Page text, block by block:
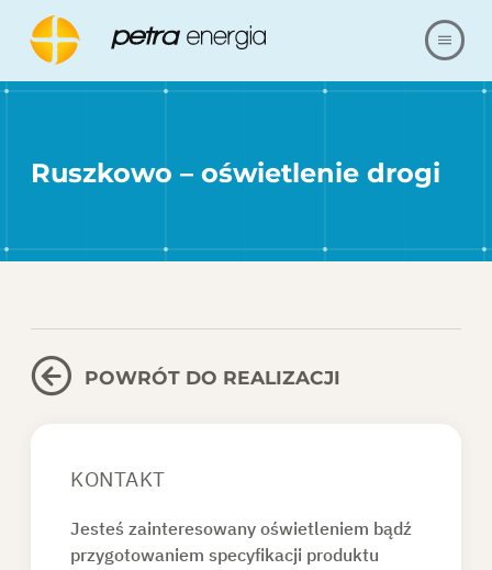
OFERTA
KONTAKT
Ruszkowo – oświetlenie drogi
POWRÓT DO REALIZACJI
KONTAKT
Jesteś zainteresowany oświetleniem bądź
przygotowaniem specyfikacji produktu